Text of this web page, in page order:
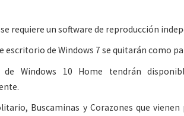
se requiere un software de reproducción
escritorio de Windows 7 se quitarán como
de Windows 10 Home tendrán
Buscaminas y Corazones que